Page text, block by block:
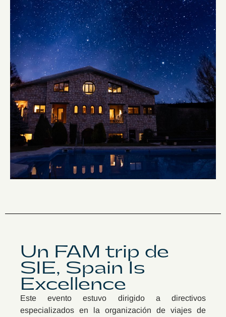
Un FAM trip de
SIE, Spain Is
Excellence
Este evento estuvo dirigido a directivos
especializados en la organización de viajes de